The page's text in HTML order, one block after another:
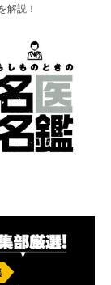
解説！